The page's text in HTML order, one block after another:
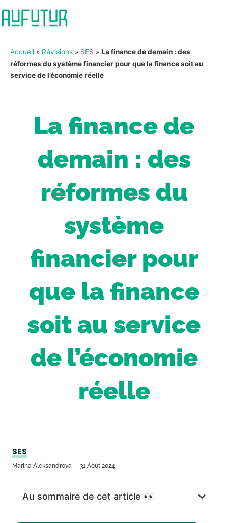
Accueil » Révisions » SES » La finance de demain : des
réformes du système financier pour que la finance soit au
service de l’économie réelle
La finance de
demain : des
réformes du
système
financier pour
que la finance
soit au service
de l’économie
réelle
SES
Marina Aleksandrova 31 Août 2024
Au sommaire de cet article 👀